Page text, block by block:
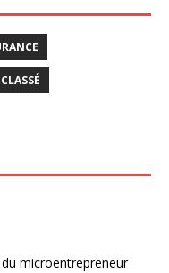
microentrepreneur